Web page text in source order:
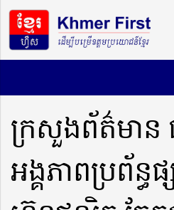
ក្រសួងព័ត៌មាន
អង្គភាពប្រព័ន្ធ